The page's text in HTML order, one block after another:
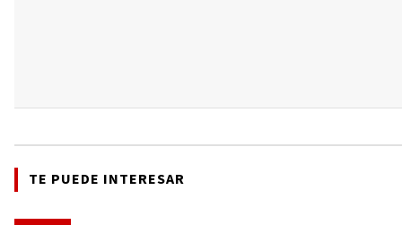
TE PUEDE INTERESAR